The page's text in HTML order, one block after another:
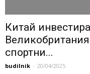
Китай
спортни...
budilnik - 20/04/2025